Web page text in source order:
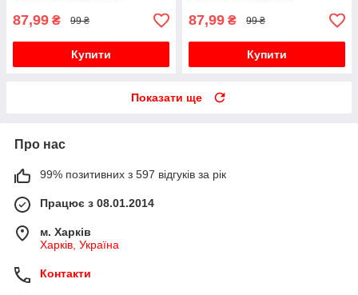
87,99 ₴ 99 ₴
Купити
87,99 ₴ 99 ₴
Купити
Показати ще
Про нас
99% позитивних з 597 відгуків за рік
Працює з 08.01.2014
м. Харків
Харків, Україна
Контакти